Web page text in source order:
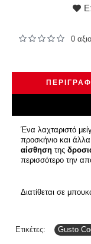
0
Ένα λαχταριστό
προσκήνιο και άλλα
αίσθηση της
περισσότερο την
Διατίθεται σε
Ετικέτες: Gusto